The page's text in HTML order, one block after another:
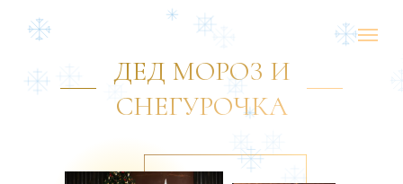
ДЕД МОРОЗ И
СНЕГУРОЧКА